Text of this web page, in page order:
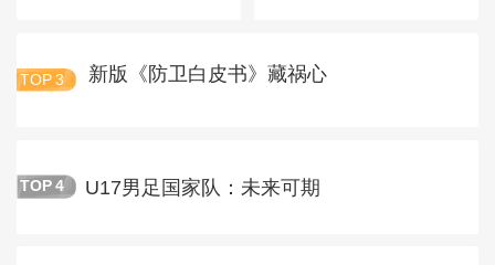
TOP 3 新版《防卫白皮书》藏祸心
TOP 4 U17男足国家队：未来可期